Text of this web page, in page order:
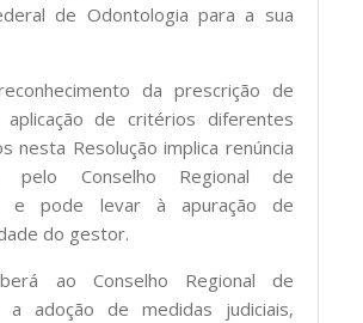
de Odontologia para a sua
da prescrição de
de critérios diferentes
nesta Resolução implica renúncia
pelo Conselho Regional de
e pode levar à apuração de
do gestor.
ao Conselho Regional de
a adoção de medidas judiciais,